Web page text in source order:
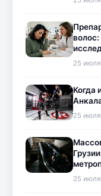
25 июля
Когда
25 июля
25 июля